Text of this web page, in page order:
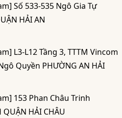
Số 533-535 Ngô Gia Tự
HẢI AN
L3-L12 Tầng 3, TTTM Vincom
Quyền PHƯỜNG AN HẢI
153 Phan Châu Trinh
HẢI CHÂU